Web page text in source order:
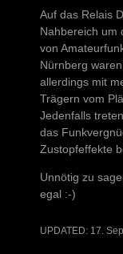
Auf das Relais
Nahbereich um
von
Nürnberg
allerdings mit
Trägern vom
Jedenfalls
das
Zustopfeffekte
Unnötig zu
egal :-)
UPDATED: 17.